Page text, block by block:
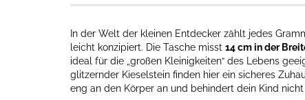
In der Welt der kleinen Entdecker zählt jedes
leicht konzipiert. Die Tasche misst 14 cm in der
ideal für die „großen Kleinigkeiten“ des Lebens
glitzernder Kieselstein finden hier ein sicheres
eng an den Körper an und behindert dein Kind